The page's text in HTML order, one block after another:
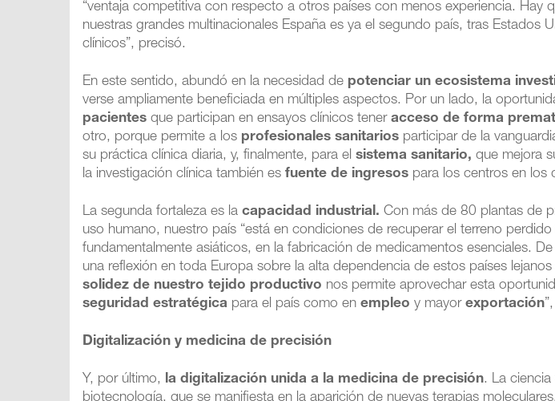
“ventaja competitiva con respecto a otros países con menos experiencia. Hay
nuestras grandes multinacionales España es ya el segundo país, tras Estados
clínicos”, precisó.
En este sentido, abundó en la necesidad de potenciar un ecosistema
verse ampliamente beneficiada en múltiples aspectos. Por un lado, la
pacientes que participan en ensayos clínicos teneracceso de forma
otro, porque permite a los profesionales sanitarios participar de la
su práctica clínica diaria, y, finalmente, para elsistema sanitario, que mejora
la investigación clínica también esfuente de ingresos para los centros en los
La segunda fortaleza es la capacidad industrial. Con más de 80 plantas de
uso humano, nuestro país “está en condiciones de recuperar el terreno
fundamentalmente asiáticos, en la fabricación de medicamentos esenciales.
una reflexión en toda Europa sobre la alta dependencia de estos países
solidez de nuestro tejido productivo nos permite aprovechar esta
seguridad estratégica para el país como enempleo y mayorexportación
Digitalización y medicina de precisión
Y, por último, la digitalización unida a la medicina de precisión. La ciencia
biotecnología, que se manifiesta en la aparición de nuevas terapias